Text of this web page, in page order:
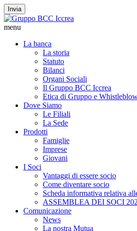
Invia
menu
La banca
La storia
Statuto
Bilanci
Organi Sociali
Il Gruppo BCC Iccrea
Etica di Gruppo e
Dove Siamo
Le Filiali
La Sede
Prodotti
Famiglie
Imprese
Giovani
I Soci
Vantaggi di essere socio
Come diventare socio
Scheda informativa relativa
ASSEMBLEA DEI SOCI
Comunicazione
News
La nostra Mutua